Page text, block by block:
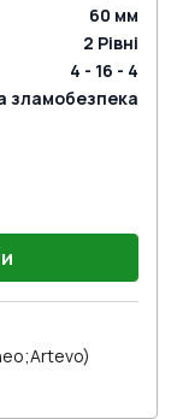
60 мм
2 Рівні
4 - 16 - 4
зламобезпека